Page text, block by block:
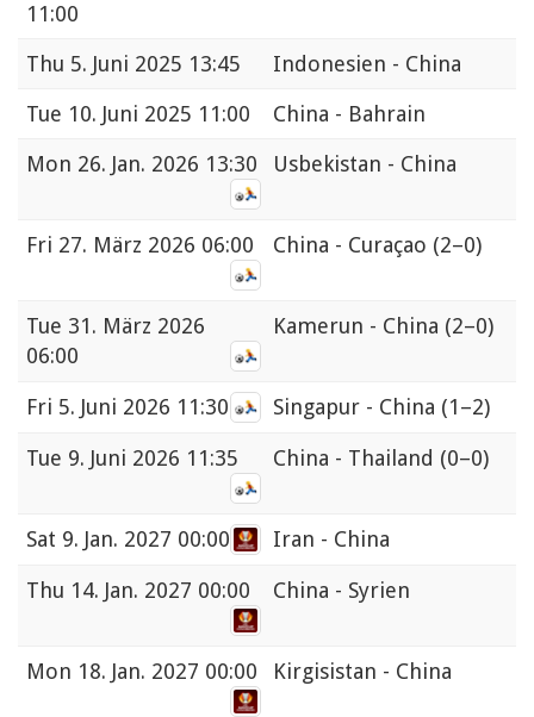
11:00
Thu 5. Juni 2025 13:45
Indonesien - China
Tue 10. Juni 2025 11:00
China - Bahrain
Mon 26. Jan. 2026 13:30 Usbekistan - China
Fri 27. März 2026 06:00 China - Curaçao (2–0)
Tue 31. März 2026
06:00
Kamerun - China (2–0)
Fri 5. Juni 2026 11:30 Singapur - China (1–2)
Tue 9. Juni 2026 11:35 China - Thailand (0–0)
Sat 9. Jan. 2027 00:00 Iran - China
Thu 14. Jan. 2027 00:00 China - Syrien
Mon 18. Jan. 2027 00:00 Kirgisistan - China